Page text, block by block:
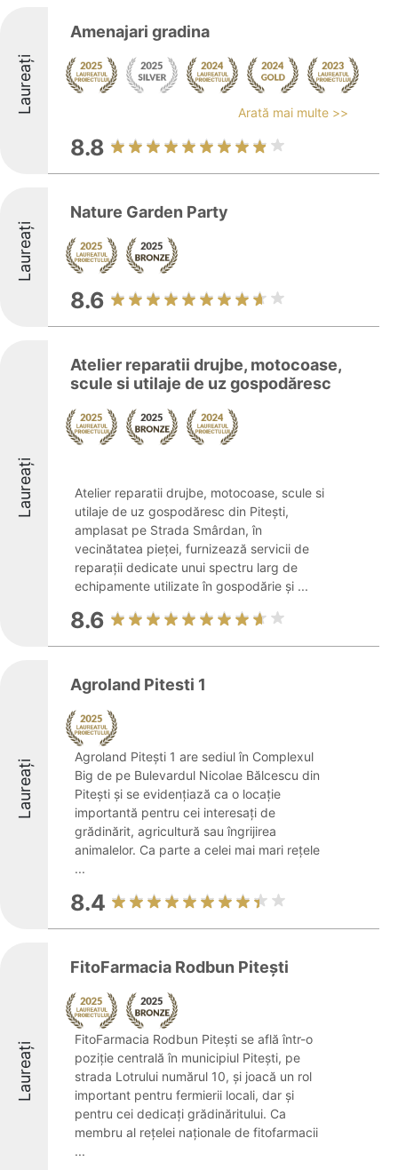
Laureați
Amenajari gradina
Arată mai multe >>
8.8
Laureați
Nature Garden Party
8.6
Laureați
Atelier reparatii drujbe, motocoase,
scule si utilaje de uz gospodăresc
Atelier reparatii drujbe, motocoase, scule si
utilaje de uz gospodăresc din Pitești,
amplasat pe Strada Smârdan, în
vecinătatea pieței, furnizează servicii de
reparații dedicate unui spectru larg de
echipamente utilizate în gospodărie și ...
8.6
Laureați
Agroland Pitesti 1
Agroland Pitești 1 are sediul în Complexul
Big de pe Bulevardul Nicolae Bălcescu din
Pitești și se evidențiază ca o locație
importantă pentru cei interesați de
grădinărit, agricultură sau îngrijirea
animalelor. Ca parte a celei mai mari rețele
...
8.4
Laureați
FitoFarmacia Rodbun Piteşti
FitoFarmacia Rodbun Piteşti se află într-o
poziție centrală în municipiul Pitești, pe
strada Lotrului numărul 10, și joacă un rol
important pentru fermierii locali, dar și
pentru cei dedicați grădinăritului. Ca
membru al rețelei naționale de fitofarmacii
...